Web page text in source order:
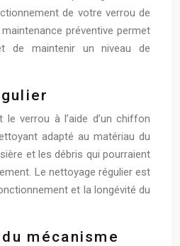
de votre verrou de
préventive permet
de maintenir un niveau de
le verrou à l’aide d’un chiffon
adapté au matériau du
et les débris qui pourraient
Le nettoyage régulier est
et la longévité du
mécanisme